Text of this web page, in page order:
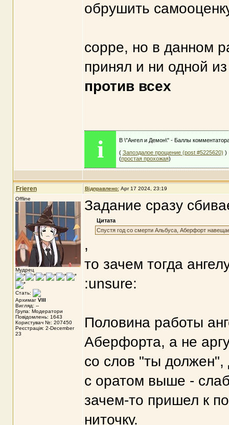
обрушить
сорре, но в данном
принял и ни одной
против всех
i
В \"Ангел и Демон\" - Баллы
( Запоздалое прощение (post #5225620) )
(простая прохожая)
Frieren Відправлено: Apr 17 2024, 23:19
Offline
Мудрец
Стать:
Архимаг VIII
Вигляд: --
Група: Модератори
Повідомлень: 1643
Користувач №: 207450
Реєстрація: 2-December
23
Задание сразу
Цитата
Спустя год со смерти Альбуса, Аберфорт
,
то зачем тогда
:unsure:
Половина работы
Аберфорта, а не
со слов "ты должен",
с оратом выше -
зачем-то пришел к
ниточку.